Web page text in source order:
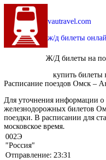
vautravel.com
ж/д билеты
Ж/Д билеты на
купить билеты
Расписание поездов Омск –
Для уточнения информации
железнодорожных билетов
поездки. В расписании для
московское время.
002Э
"Россия"
Отправление: 23:31